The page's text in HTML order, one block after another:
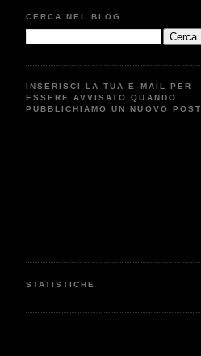
CERCA NEL BLOG
INSERISCI LA TUA E-MAIL PER
ESSERE AVVISATO QUANDO
PUBBLICHIAMO UN NUOVO POST
STATISTICHE